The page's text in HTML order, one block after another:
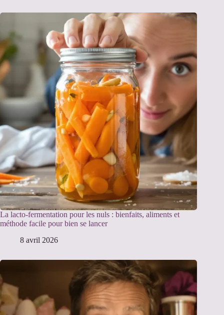
La lacto-fermentation pour les nuls : bienfaits, aliments et
méthode facile pour bien se lancer
8 avril 2026